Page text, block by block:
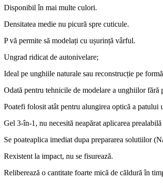
Disponibil în mai multe culori.
Densitatea medie nu picură spre cuticule.
P vă permite să modelați cu ușurință vârful.
Ungrad ridicat de autonivelare;
Ideal pe unghiile naturale sau reconstrucție pe
Odată pentru tehnicile de modelare a unghiilor fără
Poatefi folosit atât pentru alungirea optică a
Gel 3-în-1, nu necesită neapărat aplicarea
Se poateaplica imediat dupa prepararea solutiilor
Rexistent la impact, nu se fisurează.
Reliberează o cantitate foarte mică de căldură în